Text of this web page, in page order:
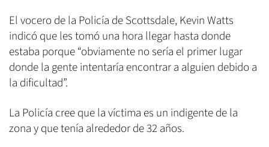
El vocero de la Policía de Scottsdale, Kevin Watts
indicó que les tomó una hora llegar hasta donde
estaba porque “obviamente no sería el primer lugar
donde la gente intentaría encontrar a alguien debido a
la dificultad”.
La Policía cree que la víctima es un indigente de la
zona y que tenía alrededor de 32 años.